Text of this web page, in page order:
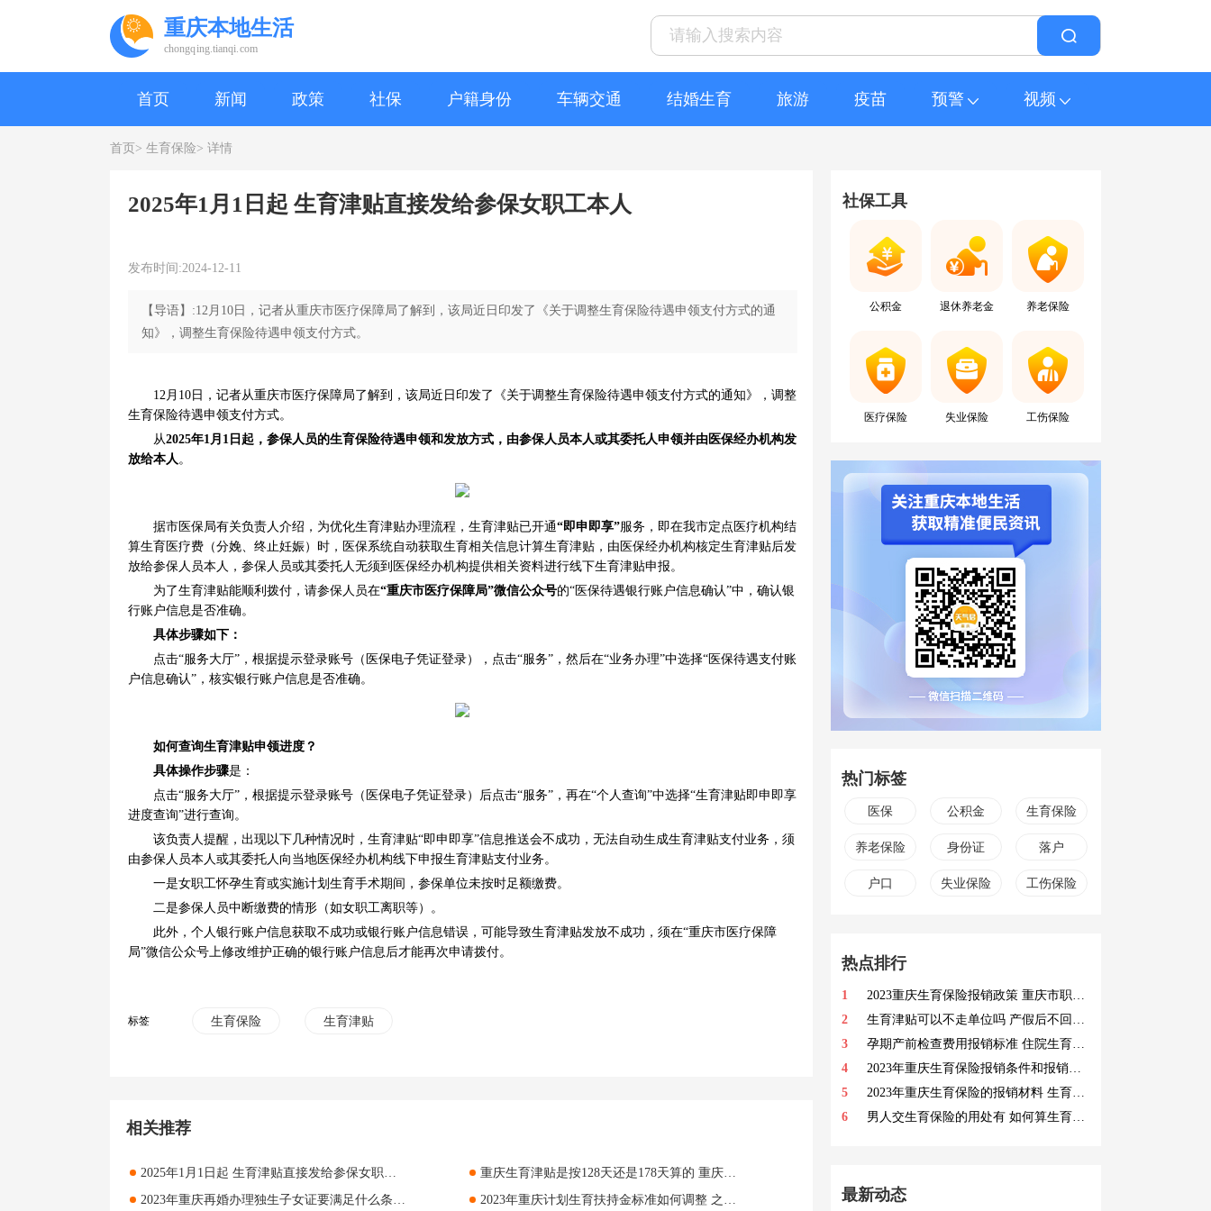
重庆本地生活
chongqing.tianqi.com
首页 新闻 政策 社保 户籍身份 车辆交通 结婚生育 旅游 疫苗 预警 视频
首页> 生育保险> 详情
2025年1月1日起 生育津贴直接发给参保女职工本人
发布时间:2024-12-11
【导语】:12月10日，记者从重庆市医疗保障局了解到，该局近日印发了《关于调整生育保险待遇申领支付方式的通
知》，调整生育保险待遇申领支付方式。
12月10日，记者从重庆市医疗保障局了解到，该局近日印发了《关于调整生育保险待遇申领支付方式的通知》，调整
生育保险待遇申领支付方式。
从2025年1月1日起，参保人员的生育保险待遇申领和发放方式，由参保人员本人或其委托人申领并由医保经办机构发
放给本人。
据市医保局有关负责人介绍，为优化生育津贴办理流程，生育津贴已开通“即申即享”服务，即在我市定点医疗机构结
算生育医疗费（分娩、终止妊娠）时，医保系统自动获取生育相关信息计算生育津贴，由医保经办机构核定生育津贴后发
放给参保人员本人，参保人员或其委托人无须到医保经办机构提供相关资料进行线下生育津贴申报。
为了生育津贴能顺利拨付，请参保人员在“重庆市医疗保障局”微信公众号的“医保待遇银行账户信息确认”中，确认银
行账户信息是否准确。
具体步骤如下：
点击“服务大厅”，根据提示登录账号（医保电子凭证登录），点击“服务”，然后在“业务办理”中选择“医保待遇支付账
户信息确认”，核实银行账户信息是否准确。
如何查询生育津贴申领进度？
具体操作步骤是：
点击“服务大厅”，根据提示登录账号（医保电子凭证登录）后点击“服务”，再在“个人查询”中选择“生育津贴即申即享
进度查询”进行查询。
该负责人提醒，出现以下几种情况时，生育津贴“即申即享”信息推送会不成功，无法自动生成生育津贴支付业务，须
由参保人员本人或其委托人向当地医保经办机构线下申报生育津贴支付业务。
一是女职工怀孕生育或实施计划生育手术期间，参保单位未按时足额缴费。
二是参保人员中断缴费的情形（如女职工离职等）。
此外，个人银行账户信息获取不成功或银行账户信息错误，可能导致生育津贴发放不成功，须在“重庆市医疗保障
局”微信公众号上修改维护正确的银行账户信息后才能再次申请拨付。
标签 生育保险 生育津贴
相关推荐
社保工具
公积金 退休养老金 养老保险
医疗保险 失业保险 工伤保险
热门标签
医保 公积金 生育保险
养老保险 身份证 落户
户口 失业保险 工伤保险
热点排行
1
2023重庆生育保险报销政策 重庆市职工生育保险待遇支付标准
2
生育津贴可以不走单位吗 产假后不回公司怎么拿生育险
3
孕期产前检查费用报销标准 住院生育费用报销标准
4
2023年重庆生育保险报销条件和报销费用 男士可以享受部分待遇
5
2023年重庆生育保险的报销材料 生育保险医疗费用手工报销申报资料
6
男人交生育保险的用处有 如何算生育津贴
最新动态